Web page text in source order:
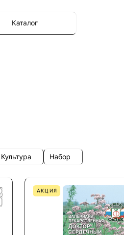
Каталог
Культура Набор
АКЦИЯ